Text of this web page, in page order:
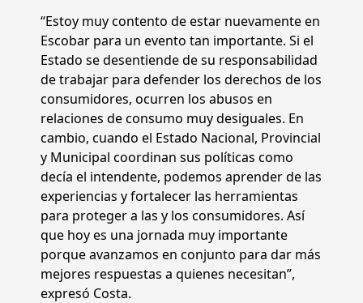
“Estoy muy contento de estar nuevamente en
Escobar para un evento tan importante. Si el
Estado se desentiende de su responsabilidad
de trabajar para defender los derechos de los
consumidores, ocurren los abusos en
relaciones de consumo muy desiguales. En
cambio, cuando el Estado Nacional, Provincial
y Municipal coordinan sus políticas como
decía el intendente, podemos aprender de las
experiencias y fortalecer las herramientas
para proteger a las y los consumidores. Así
que hoy es una jornada muy importante
porque avanzamos en conjunto para dar más
mejores respuestas a quienes necesitan”,
expresó Costa.